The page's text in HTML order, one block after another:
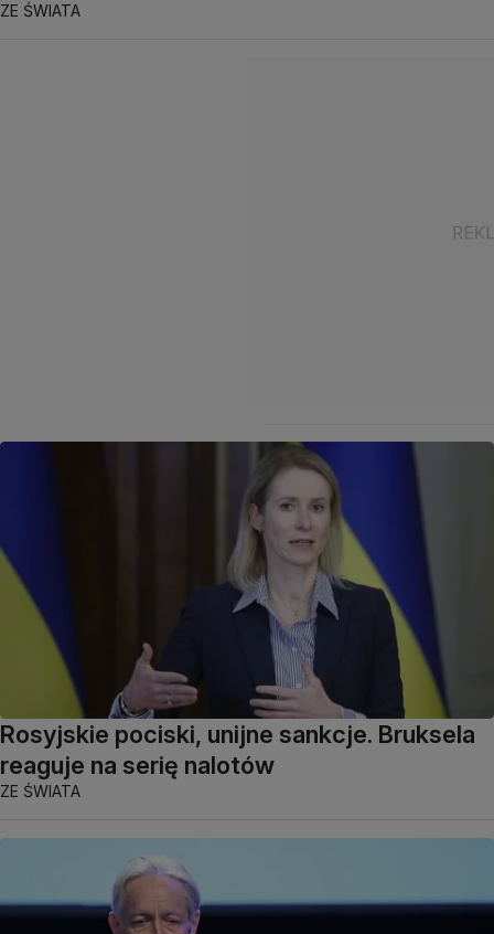
ZE ŚWIATA
Rosyjskie pociski, unijne sankcje. Bruksela
reaguje na serię nalotów
ZE ŚWIATA